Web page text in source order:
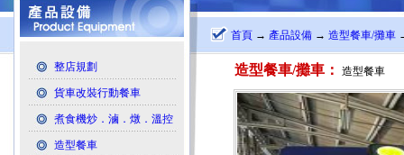
整店規劃
貨車改裝行動餐車
煮食機炒．滷．燉．溫控
造型餐車
首頁 → 產品設備 → 造型餐車/攤車
造型餐車/攤車： 造型餐車